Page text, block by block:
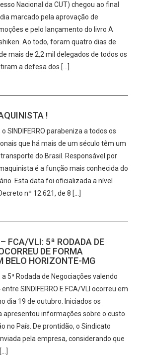
Nacional da CUT) chegou ao final
marcado pela aprovação de
e pelo lançamento do livro A
Ao todo, foram quatro dias de
mais de 2,2 mil delegados de todos os
a defesa dos […]
!
SINDIFERRO parabeniza a todos os
que há mais de um século têm um
do Brasil. Responsável por
é a função mais conhecida do
Esta data foi oficializada a nível
nº 12.621, de 8 […]
FCA/VLI: 5ª RODADA DE
DE FORMA
BELO HORIZONTE-MG
5ª Rodada de Negociações valendo
SINDIFERRO E FCA/VLI ocorreu em
dia 19 de outubro. Iniciados os
apresentou informações sobre o custo
no País. De prontidão, o Sindicato
pela empresa, considerando que